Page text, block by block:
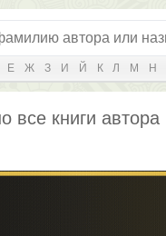
Е Ж З И Й К Л М Н
все книги автора